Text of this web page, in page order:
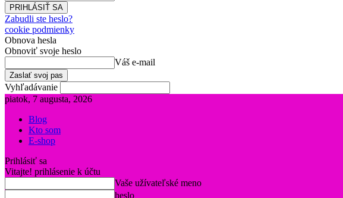
Zabudli ste heslo?
cookie podmienky
Obnova hesla
Obnoviť svoje heslo
Váš e-mail
Vyhľadávanie
piatok, 7 augusta, 2026
Blog
Kto som
E-shop
Prihlásiť sa
Vitajte! prihlásenie k účtu
Vaše užívateľské meno
heslo